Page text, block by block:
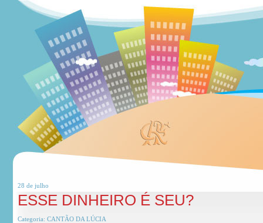
28 de julho
ESSE DINHEIRO É SEU?
Categoria: CANTÃO DA LÚCIA